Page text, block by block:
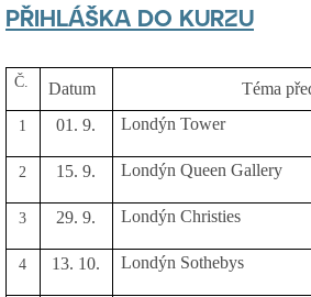
PŘIHLÁŠKA DO KURZU
Č. Datum Téma
1 01. 9. Londýn Tower
2 15. 9. Londýn Queen Gallery
3 29. 9. Londýn Christies
4 13. 10. Londýn Sothebys